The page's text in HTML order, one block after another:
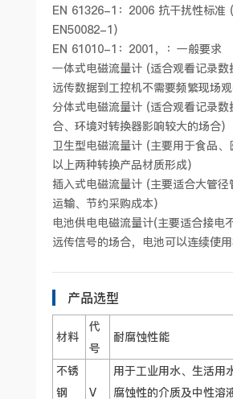
EN 61326-1：2006 抗干扰性标准
EN50082-1)
EN 61010-1：2001，：一般要求
一体式电磁流量计 (适合观看记录
远传数据到工控机不需要频繁现场
分体式电磁流量计 (适合观看记录数
合、环境对转换器影响较大的场合)
卫生型电磁流量计 (主要用于食品、
以上两种转换产品材质形成)
插入式电磁流量计 (主要适合大管
运输、节约采购成本)
电池供电电磁流量计(主要适合接电
远传信号的场合，电池可以连续使
产品选型
材料
代
号
耐腐蚀性能
不锈
钢
V
用于工业用水、生活用
腐蚀性的介质及中性溶